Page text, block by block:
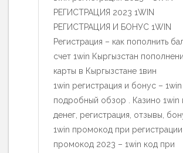
РЕГИСТРАЦИЯ 2023 1WIN
РЕГИСТРАЦИЯ И БОНУС 1WIN
Регистрация – как пополнить
счет 1win Кыргызстан
карты в Кыргызстане 1вин
1win регистрация и бонус – 1win
подробный обзор . Казино 1win
денег, регистрация, отзывы,
1win промокод при регистрации
промокод 2023 – 1win код при